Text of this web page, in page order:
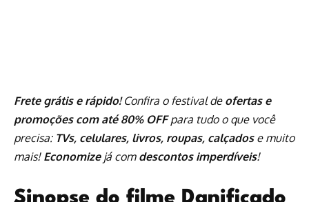
Frete grátis e rápido!Confira o festival de ofertas e
promoções com até 80% OFFpara tudo o que você
precisa: TVs, celulares, livros, roupas, calçadose muito
mais! Economizejá com descontos imperdíveis!